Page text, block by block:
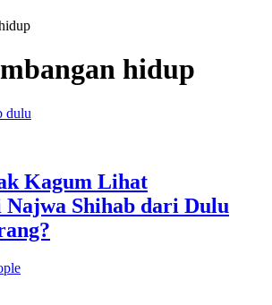
hidup
Kagum Lihat
Najwa Shihab dari Dulu